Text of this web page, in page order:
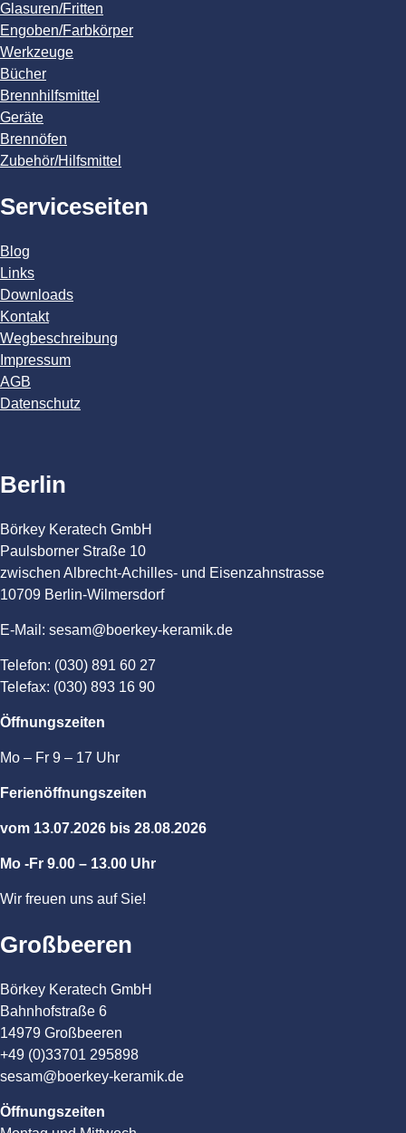
Glasuren/Fritten
Engoben/Farbkörper
Werkzeuge
Bücher
Brennhilfsmittel
Geräte
Brennöfen
Zubehör/Hilfsmittel
Serviceseiten
Blog
Links
Downloads
Kontakt
Wegbeschreibung
Impressum
AGB
Datenschutz
Berlin
Börkey Keratech GmbH
Paulsborner Straße 10
zwischen Albrecht-Achilles- und Eisenzahnstrasse
10709 Berlin-Wilmersdorf
E-Mail: sesam@boerkey-keramik.de
Telefon: (030) 891 60 27
Telefax: (030) 893 16 90
Öffnungszeiten
Mo – Fr 9 – 17 Uhr
Ferienöffnungszeiten
vom 13.07.2026 bis 28.08.2026
Mo -Fr 9.00 – 13.00 Uhr
Wir freuen uns auf Sie!
Großbeeren
Börkey Keratech GmbH
Bahnhofstraße 6
14979 Großbeeren
+49 (0)33701 295898
sesam@boerkey-keramik.de
Öffnungszeiten